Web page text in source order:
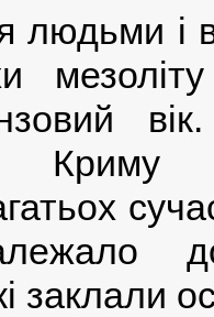
людьми і
Криму
заклали